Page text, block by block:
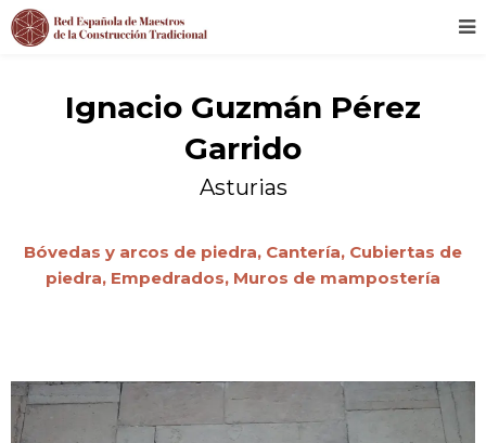
Ignacio Guzmán Pérez
Garrido
Asturias
Bóvedas y arcos de piedra, Cantería, Cubiertas de
piedra, Empedrados, Muros de mampostería